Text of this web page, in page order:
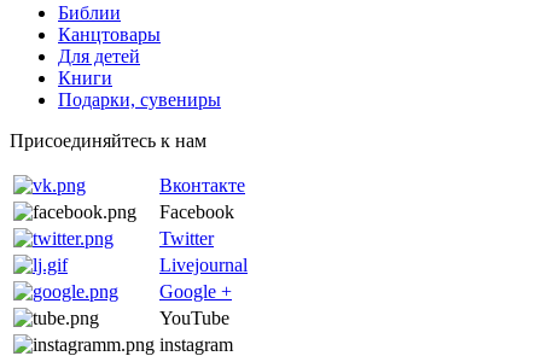
Библии
Канцтовары
Для детей
Книги
Подарки, сувениры
Присоединяйтесь к нам
Вконтакте
Facebook
Twitter
Livejournal
Google +
YouTube
instagram